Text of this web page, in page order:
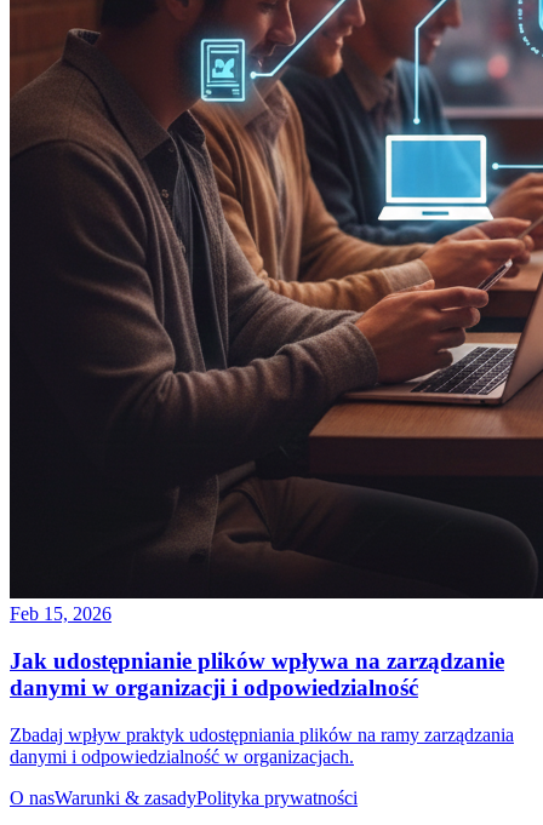
Feb 15, 2026
Jak udostępnianie plików wpływa na zarządzanie
danymi w organizacji i odpowiedzialność
Zbadaj wpływ praktyk udostępniania plików na ramy zarządzania
danymi i odpowiedzialność w organizacjach.
O nasWarunki & zasadyPolityka prywatności